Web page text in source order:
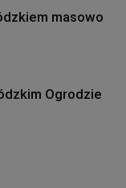
masowo
Ogrodzie